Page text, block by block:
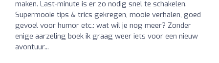
maken. Last-minute is er zo nodig snel te schakelen.
Supermooie tips & trics gekregen, mooie verhalen, goed
gevoel voor humor etc.: wat wil je nog meer? Zonder
enige aarzeling boek ik graag weer iets voor een nieuw
avontuur...